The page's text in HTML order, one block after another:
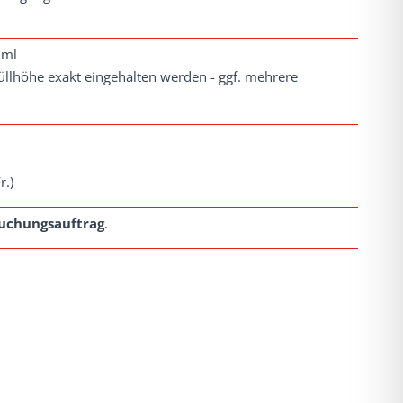
exakt eingehalten werden - ggf. mehrere
.